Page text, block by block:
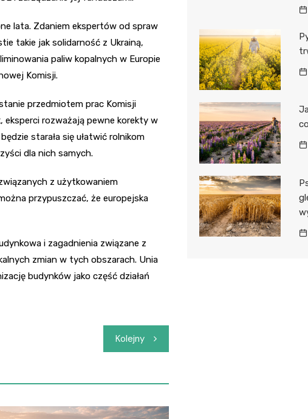
lata. Zdaniem ekspertów od spraw
takie jak solidarność z Ukrainą,
paliw kopalnych w Europie
Komisji.
przedmiotem prac Komisji
eksperci rozważają pewne korekty w
starała się ułatwić rolnikom
dla nich samych.
z użytkowaniem
przypuszczać, że europejska
i zagadnienia związane z
zmian w tych obszarach. Unia
budynków jako część działań
Kolejny